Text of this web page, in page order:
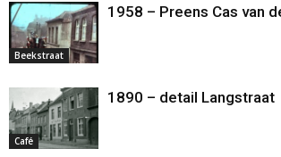
Beekstraat
1958 – Preens Cas van
Café
1890 – detail Langstraat